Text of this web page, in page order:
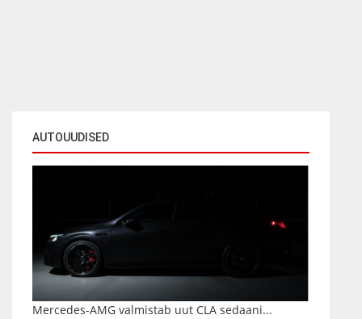
AUTOUUDISED
Mercedes-AMG valmistab uut CLA sedaani...